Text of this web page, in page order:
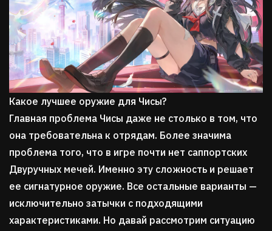
Какое лучшее оружие для Чисы?
Главная проблема Чисы даже не столько в том, что
она требовательна к отрядам. Более значима
проблема того, что в игре почти нет саппортских
Двуручных мечей. Именно эту сложность и решает
ее сигнатурное оружие. Все остальные варианты —
исключительно затычки с подходящими
характеристиками. Но давай рассмотрим ситуацию